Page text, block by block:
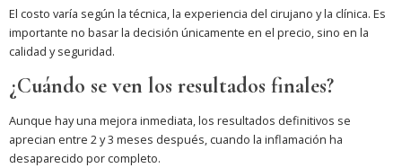
El costo varía según la técnica, la experiencia del cirujano y la clínica. Es
importante no basar la decisión únicamente en el precio, sino en la
calidad y seguridad.
¿Cuándo se ven los resultados finales?
Aunque hay una mejora inmediata, los resultados definitivos se
aprecian entre 2 y 3 meses después, cuando la inflamación ha
desaparecido por completo.